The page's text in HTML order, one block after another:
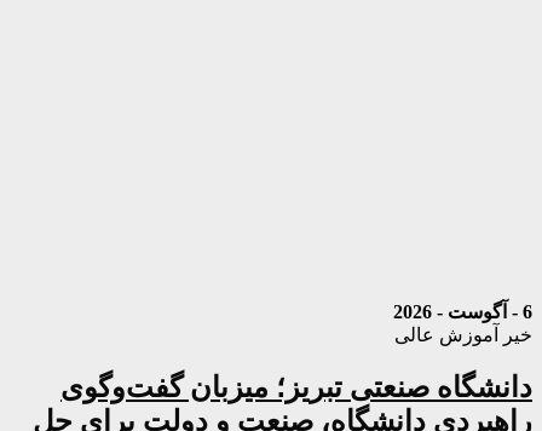
6 - آگوست - 2026
خیر آموزش عالی
دانشگاه صنعتی تبریز؛ میزبان گفت‌وگوی
راهبردی دانشگاه، صنعت و دولت برای حل